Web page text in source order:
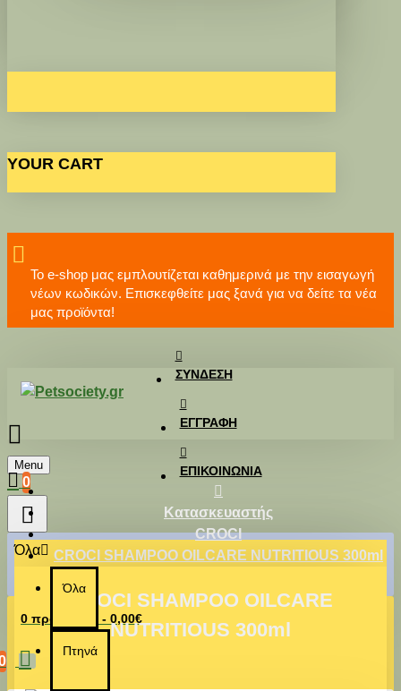
YOUR CART
Το e-shop μας εμπλουτίζεται καθημερινά με την εισαγωγή
νέων κωδικών. Επισκεφθείτε μας ξανά για να δείτε τα νέα
μας προϊόντα!
ΣΎΝΔΕΣΗ
ΕΓΓΡΑΦΉ
ΕΠΙΚΟΙΝΩΝΊΑ
Menu
0
Όλα
Όλα
Πτηνά
0 προϊόν(τα) - 0,00€
Κατασκευαστής
CROCI
CROCI SHAMPOO OILCARE NUTRITIOUS 300ml
CROCI SHAMPOO OILCARE
NUTRITIOUS 300ml